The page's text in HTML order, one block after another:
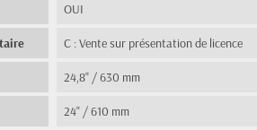
OUI
C : Vente sur présentation de licence
24,8" / 630 mm
24" / 610 mm